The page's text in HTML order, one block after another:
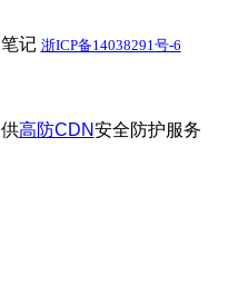
记 浙ICP备14038291号-6
高防CDN安全防护服务